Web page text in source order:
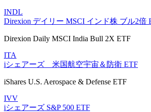
INDL
Direxion デイリー MSCI インド株 ブル2倍
Direxion Daily MSCI India Bull 2X ETF
ITA
iシェアーズ 米国航空宇宙＆防衛 ETF
iShares U.S. Aerospace & Defense ETF
IVV
iシェアーズ S&P 500 ETF